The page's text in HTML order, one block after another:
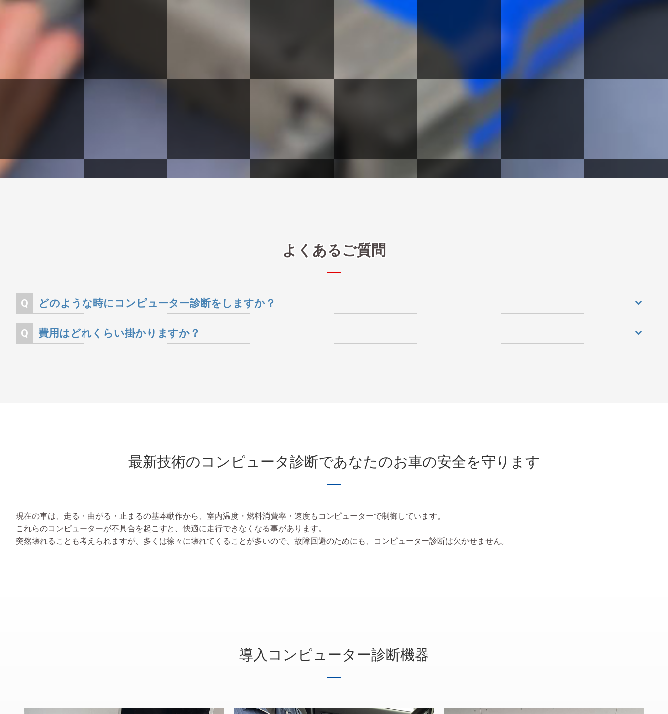
よくあるご質問
Q どのような時にコンピューター診断をしますか？
一年毎の法定点検時や警告灯が点灯した時に専用の装置で診断します。
Q 費用はどれくらい掛かりますか？
最新技術のコンピュータ診断であなたのお車の安全を守ります
現在の車は、走る・曲がる・止まるの基本動作から、室内温度・燃料消費率・速度もコンピューターで制御しています。
これらのコンピューターが不具合を起こすと、快適に走行できなくなる事があります。
突然壊れることも考えられますが、多くは徐々に壊れてくることが多いので、故障回避のためにも、コンピューター診断は欠かせません。
導入コンピューター診断機器